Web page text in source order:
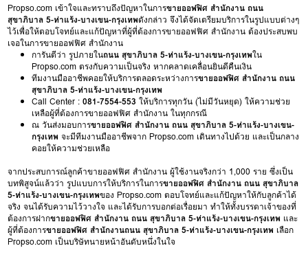
Propso.com เข้าใจและทราบถึงปัญหาในการขายออฟฟิศ สำนักงาน ถนน
สุขาภิบาล 5-ท่าแร้ง-บางเขน-กรุงเทพดังกล่าว จึงได้จัดเตรียมบริการในรูปแบบต่างๆ
ไว้เพื่อให้ตอบโจทย์และแก้ปัญหาที่ผู้ที่ต้องการขายออฟฟิศ สำนักงาน ต้องประสบพบ
เจอในการขายออฟฟิศ สำนักงาน
การันตีว่า รูปภายในถนน สุขาภิบาล 5-ท่าแร้ง-บางเขน-กรุงเทพใน
Propso.com ตรงกับความเป็นจริง หากคลาดเคลื่อนยินดีคืนเงิน
ทีมงานมืออาชีพคอยให้บริการตลอดระหว่างการขายออฟฟิศ สำนักงาน ถนน
สุขาภิบาล 5-ท่าแร้ง-บางเขน-กรุงเทพ
Call Center :081-7554-553 ให้บริการทุกวัน (ไม่มีวันหยุด) ให้ความช่วย
เหลือผู้ที่ต้องการขายออฟฟิศ สำนักงาน ในทุกกรณี
ณ วันส่งมอบการขายออฟฟิศ สำนักงาน ถนน สุขาภิบาล 5-ท่าแร้ง-บางเขน-
กรุงเทพ จะมีทีมงานมืออาชีพจาก Propso.com เดินทางไปด้วย และเป็นกลาง
คอยให้ความช่วยเหลือ
จากประสบการณ์ลูกค้าขายออฟฟิศ สำนักงาน ผู้ใช้งานจริงกว่า 1,000 ราย ซึ่งเป็น
บทพิสูจน์แล้วว่า รูปแบบการให้บริการในการขายออฟฟิศ สำนักงาน ถนน สุขาภิบาล
5-ท่าแร้ง-บางเขน-กรุงเทพของ Propso.com ตอบโจทย์และแก้ปัญหาให้กับลูกค้าได้
จริง จนได้รับความไว้วางใจ และได้รับการบอกต่อเรื่อยมา ทำให้ทั้งบรรดาเจ้าของที่
ต้องการฝากขายออฟฟิศ สำนักงาน ถนน สุขาภิบาล 5-ท่าแร้ง-บางเขน-กรุงเทพ และ
ผู้ที่ต้องการขายออฟฟิศ สำนักงานถนน สุขาภิบาล 5-ท่าแร้ง-บางเขน-กรุงเทพ เลือก
Propso.com เป็นบริษัทนายหน้าอันดับหนึ่งในใจ